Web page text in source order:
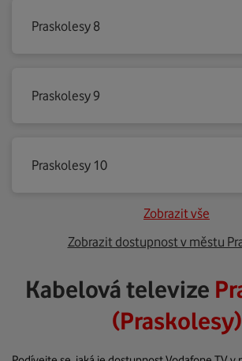
Praskolesy 8
Praskolesy 9
Praskolesy 10
Zobrazit vše
Zobrazit dostupnost v městu
Kabelová televize
(Praskolesy)